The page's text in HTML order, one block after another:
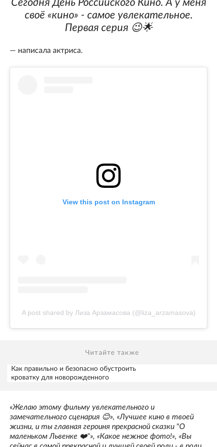
Сегодня День Российского Кино. А у меня
своё «кино» - самое увлекательное.
Первая серия 😉🌟
— написала актриса.
View this post on Instagram
A post shared by Лиза Арзамасова (@liza_arzamasova)
Читайте также
Как правильно и безопасно обустроить
кроватку для новорожденного
«Желаю этому фильму увлекательного и
замечательного сценария 😊», «Лучшее кино в твоей
жизни, и ты главная героиня прекрасной сказки "О
маленьком Львенке ❤️"», «Какое нежное фото!», «Вы